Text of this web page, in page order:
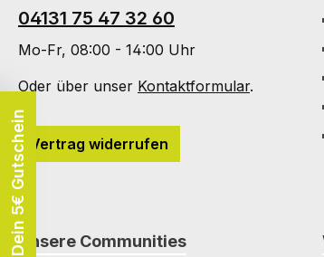
04131 75 47 32 60
Mo-Fr, 08:00 - 14:00 Uhr
Oder über unser Kontaktformular.
Vertrag widerrufen
Unsere Communities
Dein 5€ Gutschein